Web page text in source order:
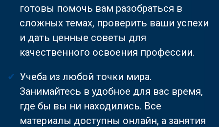
готовы помочь вам разобраться в
сложных темах, проверить ваши успехи
и дать ценные советы для
качественного освоения профессии.
Учеба из любой точки мира.
Занимайтесь в удобное для вас время,
где бы вы ни находились. Все
материалы доступны онлайн, а занятия